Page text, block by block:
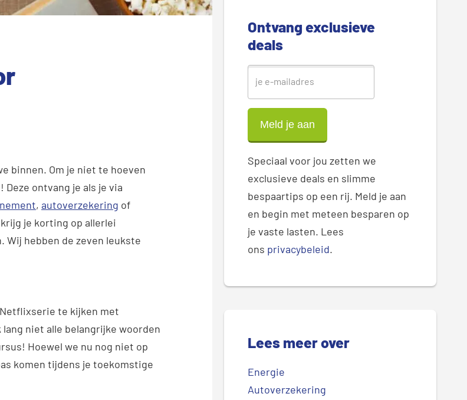
binnen. Om je niet te hoeven
Deze ontvang je als je via
, autoverzekering of
je korting op allerlei
hebben de zeven leukste
te kijken met
niet alle belangrijke woorden
Hoewel we nu nog niet op
komen tijdens je toekomstige
Ontvang exclusieve
deals
Speciaal voor jou zetten we
exclusieve deals en slimme
bespaartips op een rij. Meld je aan
en begin met meteen besparen op
je vaste lasten. Lees
ons privacybeleid.
Lees meer over
Energie
Autoverzekering